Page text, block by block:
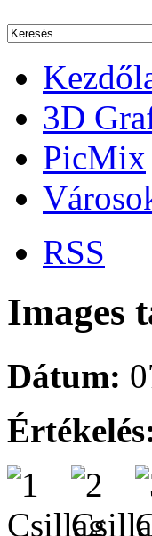
3D
PicMix
RSS
Images
Dátum: